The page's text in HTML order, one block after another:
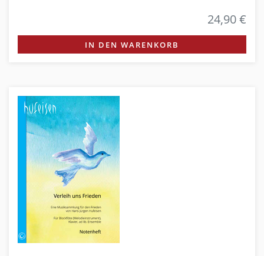
24,90 €
IN DEN WARENKORB